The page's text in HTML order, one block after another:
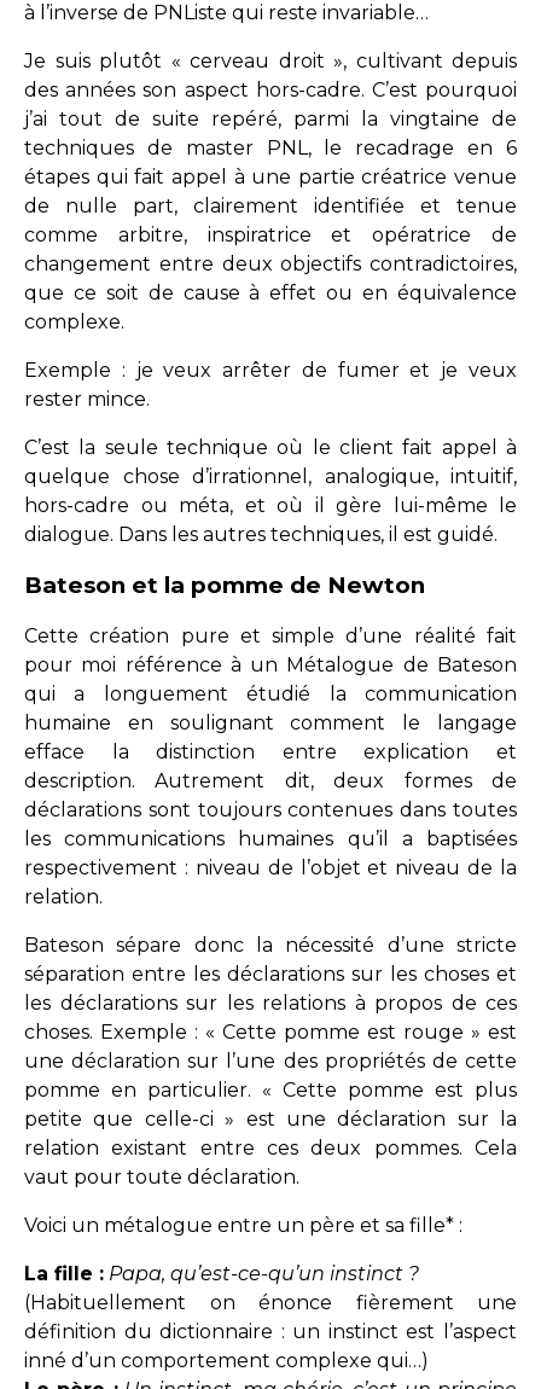
à l’inverse de PNListe qui reste invariable…
Je suis plutôt « cerveau droit », cultivant depuis
des années son aspect hors-cadre. C’est pourquoi
j’ai tout de suite repéré, parmi la vingtaine de
techniques de master PNL, le recadrage en 6
étapes qui fait appel à une partie créatrice venue
de nulle part, clairement identifiée et tenue
comme arbitre, inspiratrice et opératrice de
changement entre deux objectifs contradictoires,
que ce soit de cause à effet ou en équivalence
complexe.
Exemple : je veux arrêter de fumer et je veux
rester mince.
C’est la seule technique où le client fait appel à
quelque chose d’irrationnel, analogique, intuitif,
hors-cadre ou méta, et où il gère lui-même le
dialogue. Dans les autres techniques, il est guidé.
Bateson et la pomme de Newton
Cette création pure et simple d’une réalité fait
pour moi référence à un Métalogue de Bateson
qui a longuement étudié la communication
humaine en soulignant comment le langage
efface la distinction entre explication et
description. Autrement dit, deux formes de
déclarations sont toujours contenues dans toutes
les communications humaines qu’il a baptisées
respectivement : niveau de l’objet et niveau de la
relation.
Bateson sépare donc la nécessité d’une stricte
séparation entre les déclarations sur les choses et
les déclarations sur les relations à propos de ces
choses. Exemple : « Cette pomme est rouge » est
une déclaration sur l’une des propriétés de cette
pomme en particulier. « Cette pomme est plus
petite que celle-ci » est une déclaration sur la
relation existant entre ces deux pommes. Cela
vaut pour toute déclaration.
Voici un métalogue entre un père et sa fille* :
La fille : Papa, qu’est-ce-qu’un instinct ?
(Habituellement on énonce fièrement une
définition du dictionnaire : un instinct est l’aspect
inné d’un comportement complexe qui…)